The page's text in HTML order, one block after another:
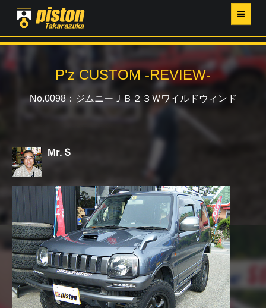
P'Z MAGAZINE
PISTON YAHOO店
店舗ご案内
P'z CUSTOM -REVIEW-
No.0098：ジムニーＪＢ２３Ｗワイルドウィンド
Mr.Ｓ